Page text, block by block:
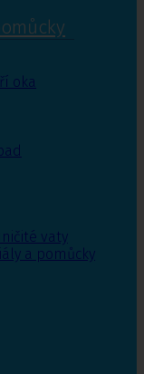
oka
vaty
a pomůcky